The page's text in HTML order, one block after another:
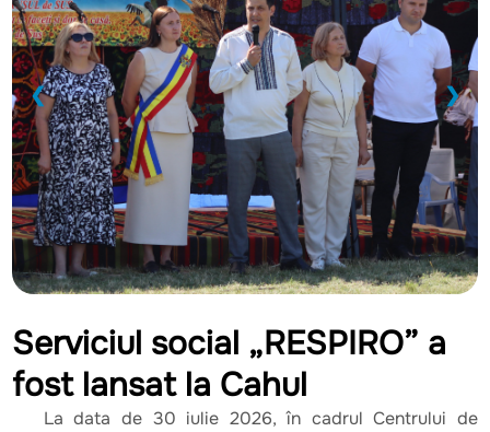
❮ ❯
Serviciul social „RESPIRO” a
fost lansat la Cahul
La data de 30 iulie 2026, în cadrul Centrului de